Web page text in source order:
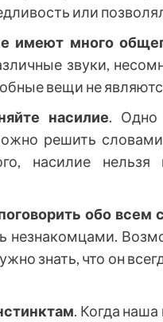
или
имеют много
звуки,
вещи не
насилие. Одно
решить
насилие
обо всем
незнакомцами.
знать, что он
. Когда